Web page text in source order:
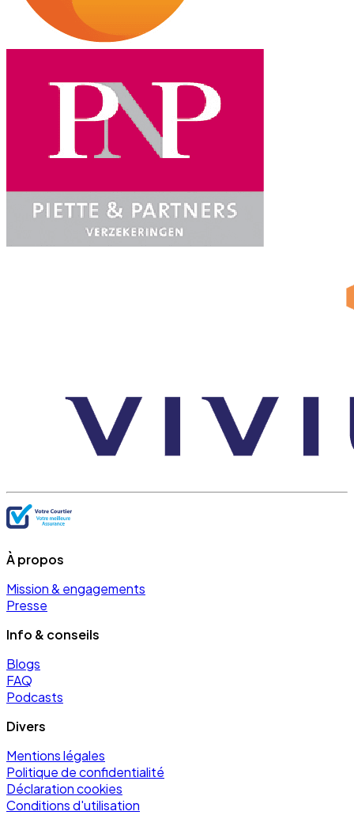
À propos
Mission & engagements
Presse
Info & conseils
Blogs
FAQ
Podcasts
Divers
Mentions légales
Politique de confidentialité
Déclaration cookies
Conditions d'utilisation